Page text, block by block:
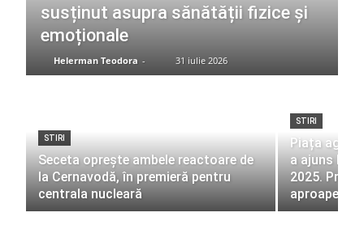
susținut asupra sănătății fizice și
emoționale
Helerman Teodora - 31 iulie 2026
STIRI
Seceta oprește ambele reactoare de
la Cernavodă, în premieră pentru
centrala nucleară
STIRI
Piața
a ajuns la
2025.
aproape